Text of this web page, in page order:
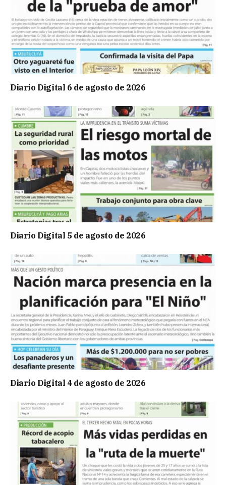
Diario Digital 6 de agosto de 2026
Diario Digital 5 de agosto de 2026
Diario Digital 4 de agosto de 2026